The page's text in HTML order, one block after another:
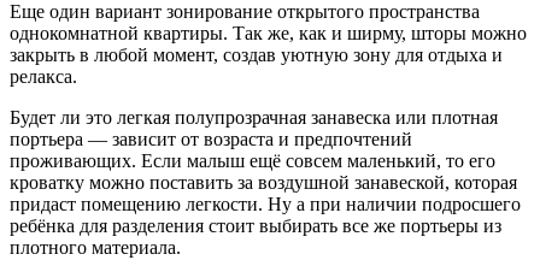
Еще один вариант зонирование открытого пространства
однокомнатной квартиры. Так же, как и ширму, шторы можно
закрыть в любой момент, создав уютную зону для отдыха и
релакса.
Будет ли это легкая полупрозрачная занавеска или плотная
портьера — зависит от возраста и предпочтений
проживающих. Если малыш ещё совсем маленький, то его
кроватку можно поставить за воздушной занавеской, которая
придаст помещению легкости. Ну а при наличии подросшего
ребёнка для разделения стоит выбирать все же портьеры из
плотного материала.